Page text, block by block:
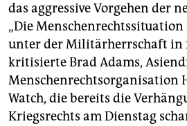
das aggressive Vorgehen der
„Die
unter der Militärherrschaft in
kritisierte Brad Adams,
Menschenrechtsorganisation
Watch, die bereits die
Kriegsrechts am Dienstag